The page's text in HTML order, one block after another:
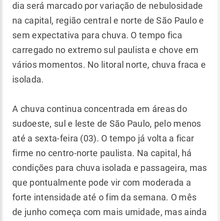
dia será marcado por variação de nebulosidade
na capital, região central e norte de São Paulo e
sem expectativa para chuva. O tempo fica
carregado no extremo sul paulista e chove em
vários momentos. No litoral norte, chuva fraca e
isolada.
A chuva continua concentrada em áreas do
sudoeste, sul e leste de São Paulo, pelo menos
até a sexta-feira (03). O tempo já volta a ficar
firme no centro-norte paulista. Na capital, há
condições para chuva isolada e passageira, mas
que pontualmente pode vir com moderada a
forte intensidade até o fim da semana. O mês
de junho começa com mais umidade, mas ainda